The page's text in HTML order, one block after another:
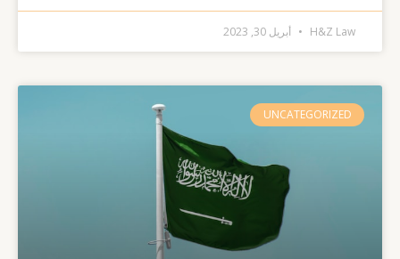
H&Z Law أبريل 30, 2023
UNCATEGORIZED